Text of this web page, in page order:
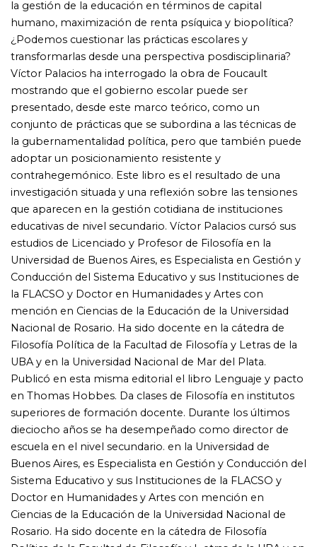
Universidad de Buenos Aires, es Especialista en Gestión y
Conducción del Sistema Educativo y sus Instituciones de
la FLACSO y Doctor en Humanidades y Artes con
mención en Ciencias de la Educación de la Universidad
Nacional de Rosario. Ha sido docente en la cátedra de
Filosofía Política de la Facultad de Filosofía y Letras de la
UBA y en la Universidad Nacional de Mar del Plata.
Publicó en esta misma editorial el libro Lenguaje y pacto
en Thomas Hobbes. Da clases de Filosofía en institutos
superiores de formación docente. Durante los últimos
dieciocho años se ha desempeñado como director de
escuela en el nivel secundario. en la Universidad de
Buenos Aires, es Especialista en Gestión y Conducción del
Sistema Educativo y sus Instituciones de la FLACSO y
Doctor en Humanidades y Artes con mención en
Ciencias de la Educación de la Universidad Nacional de
Rosario. Ha sido docente en la cátedra de Filosofía
Política de la Facultad de Filosofía y L etras de la UBA y en
la Universidad Nacional de Mar del Plata. Publicó en esta
misma editorial el libro Lenguaje y pacto en Thomas
Hobbes. Da clases de Filosofía en institutos superiores de
formación docente. Durante los últimos dieciocho años
se ha desempeñado como director de escuela en el nivel
secundario.